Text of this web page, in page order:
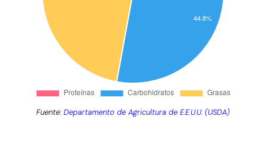
Fuente:Departamento de Agricultura de E.E.U.U. (USDA)